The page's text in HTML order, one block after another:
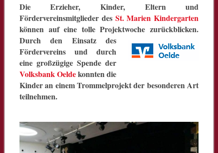
Die Erzieher, Kinder, Eltern und
Fördervereinsmitglieder des St. Marien Kindergarten
können auf eine tolle Projektwoche zurückblicken.
Durch den Einsatz des
Fördervereins und durch
eine großzügige Spende der
Volksbank Oeldekonnten die
Kinder an einem Trommelprojekt der besonderen Art
teilnehmen.